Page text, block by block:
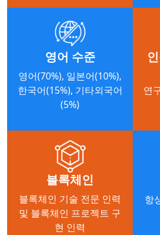
영어 수준
영어(70%), 일본어(10%),
한국어(15%), 기타외국어
(5%)
연
블록체인
블록체인 기술 전문 인력
및 블록체인 프로젝트 구
현 인력
항